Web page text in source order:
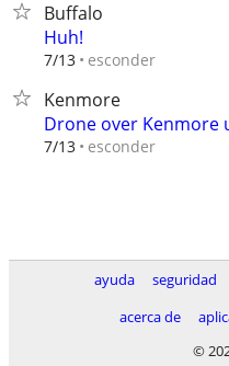
Buffalo
Huh!
7/13 esconder
Kenmore
Drone over Kenmore
7/13 esconder
ayuda seguridad
acerca de
©